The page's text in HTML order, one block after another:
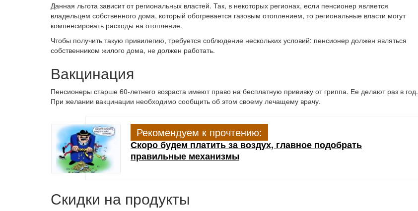
Данная льгота зависит от региональных властей. Так, в некоторых регионах, если пенсионер является
владельцем собственного дома, который обогревается газовым отоплением, то региональные власти могут
компенсировать расходы на отопление.
Чтобы получить такую привилегию, требуется соблюдение нескольких условий: пенсионер должен являться
собственником жилого дома, не должен работать.
Вакцинация
Пенсионеры старше 60-летнего возраста имеют право на бесплатную прививку от гриппа. Ее делают раз в год.
При желании вакцинации необходимо сообщить об этом своему лечащему врачу.
Рекомендуем к прочтению:
Скоро будем платить за воздух, главное подобрать
правильные механизмы
Скидки на продукты